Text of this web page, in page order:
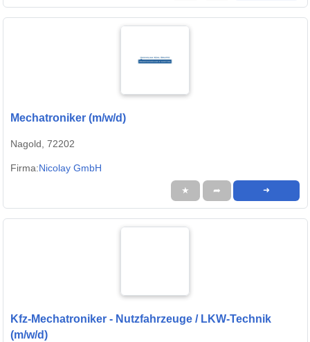
Mechatroniker (m/w/d)
Nagold, 72202
Firma:Nicolay GmbH
★ ➦ ➜
Kfz-Mechatroniker - Nutzfahrzeuge / LKW-Technik
(m/w/d)